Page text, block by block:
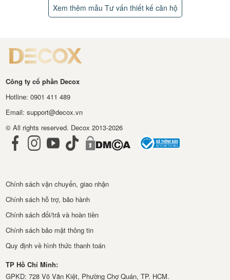
Xem thêm mẫu Tư vấn thiết kế căn hộ
Công ty cổ phần Decox
Hotline: 0901 411 489
Email: support@decox.vn
© All rights reserved. Decox 2013-2026
Chính sách vận chuyển, giao nhận
Chính sách hỗ trợ, bảo hành
Chính sách đổi/trả và hoàn tiền
Chính sách bảo mật thông tin
Quy định về hình thức thanh toán
TP Hồ Chí Minh:
GPKD: 728 Võ Văn Kiệt, Phường Chợ Quán, TP. HCM.